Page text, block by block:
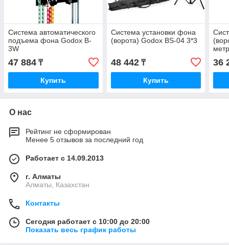
Система автоматического
подъема фона Godox B-
3W
47 884 ₸
Купить
Система установки фона
(ворота) Godox BS-04 3*3
48 442₸
Купить
36
О нас
Рейтинг не сформирован
Менее 5 отзывов за последний год
Работает с 14.09.2013
г. Алматы
Алматы, Казахстан
Контакты
Сегодня работает с 10:00 до 20:00
Показать весь график работы